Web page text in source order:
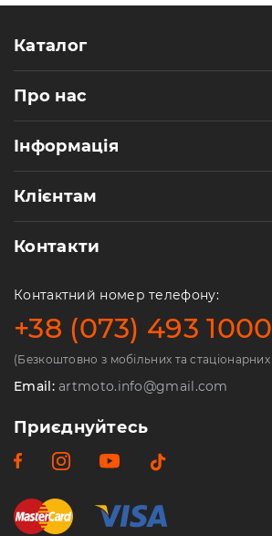
Каталог
Про нас
Інформація
Клієнтам
Контакти
Контактний номер телефону:
+38 (073) 493 1000
(Безкоштовно з мобільних та стаціонарних
Email:artmoto.info@gmail.com
Приєднуйтесь